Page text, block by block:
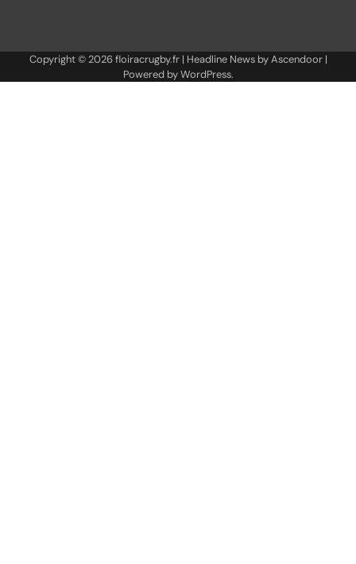
Copyright © 2026floiracrugby.fr| Headline News byAscendoor|
Powered byWordPress.